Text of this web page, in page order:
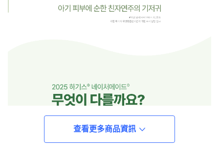
查看更多商品資訊